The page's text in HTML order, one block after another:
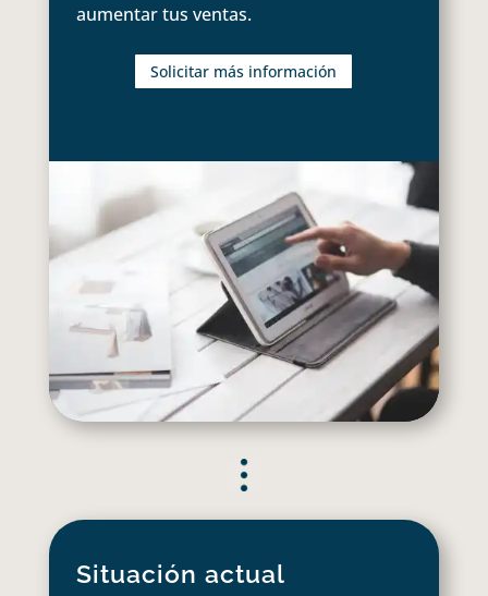
aumentar tus ventas.
Solicitar más información
Situación actual